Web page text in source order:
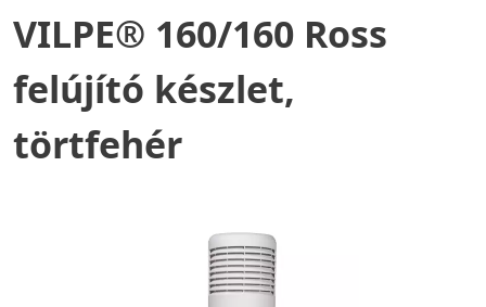
VILPE® 160/160 Ross
felújító készlet,
törtfehér